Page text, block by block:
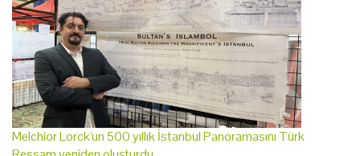
Melchior Lorck'un 500 yıllık İstanbul Panoramasını Türk